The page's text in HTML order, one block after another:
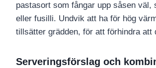
pastasort som fångar upp såsen väl,
eller fusilli. Undvik att ha för hög
tillsätter grädden, för att förhindra att
Serveringsförslag och